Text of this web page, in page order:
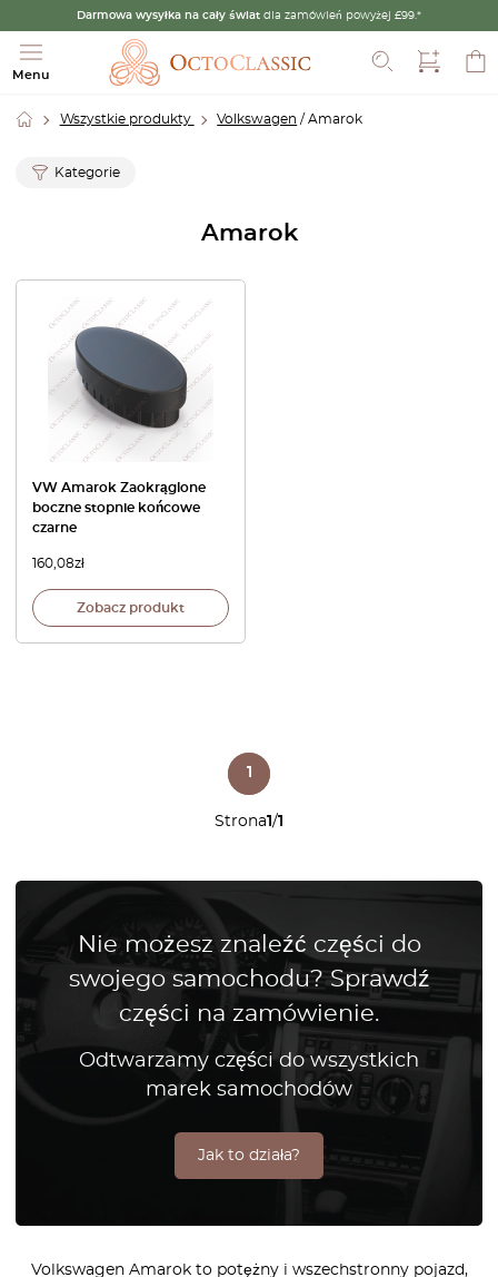
Darmowa wysyłka na cały świat dla zamówień powyżej £99.*
Menu
Szukaj
Wszystkie produkty Volkswagen / Amarok
Kategorie
Amarok
VW Amarok Zaokrąglone
boczne stopnie końcowe
czarne
160,08zł
Zobacz produkt
Strona1/1
1
Nie możesz znaleźć części do
swojego samochodu? Sprawdź
części na zamówienie.
Odtwarzamy części do wszystkich
marek samochodów
Jak to działa?
Volkswagen Amarok to potężny i wszechstronny pojazd,